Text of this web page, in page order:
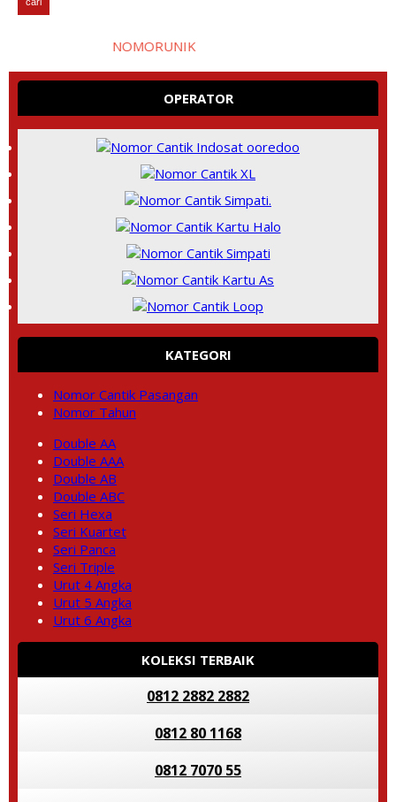
NOMORUNIK- nomor
OPERATOR
KATEGORI
Nomor Cantik Pasangan
Nomor Tahun
Double AA
Double AAA
Double AB
Double ABC
Seri Hexa
Seri Kuartet
Seri Panca
Seri Triple
Urut 4 Angka
Urut 5 Angka
Urut 6 Angka
KOLEKSI TERBAIK
0812 2882 2882
0812 80 1168
0812 7070 55